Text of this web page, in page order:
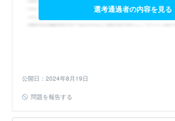
選考通過者の内容を見る
公開日：2024年8月19日
問題を報告する